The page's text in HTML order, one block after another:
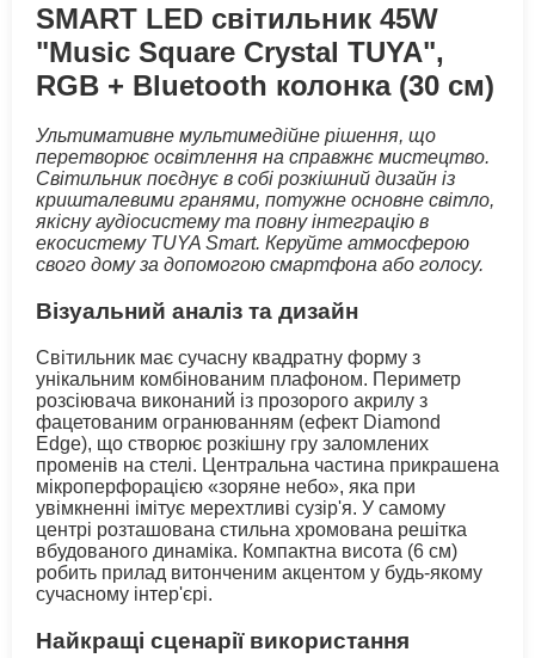
SMART LED світильник 45W
"Music Square Crystal TUYA",
RGB + Bluetooth колонка (30 см)
Ультимативне мультимедійне рішення, що
перетворює освітлення на справжнє мистецтво.
Світильник поєднує в собі розкішний дизайн із
кришталевими гранями, потужне основне світло,
якісну аудіосистему та повну інтеграцію в
екосистему TUYA Smart. Керуйте атмосферою
свого дому за допомогою смартфона або голосу.
Візуальний аналіз та дизайн
Світильник має сучасну квадратну форму з
унікальним комбінованим плафоном. Периметр
розсіювача виконаний із прозорого акрилу з
фацетованим огранюванням (ефект Diamond
Edge), що створює розкішну гру заломлених
променів на стелі. Центральна частина прикрашена
мікроперфорацією «зоряне небо», яка при
увімкненні імітує мерехтливі сузір'я. У самому
центрі розташована стильна хромована решітка
вбудованого динаміка. Компактна висота (6 см)
робить прилад витонченим акцентом у будь-якому
сучасному інтер'єрі.
Найкращі сценарії використання